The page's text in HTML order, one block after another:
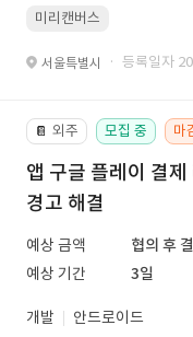
미리캔버스
서울특별시 · 등록일자
📔 외주 모집 중 마
앱 구글 플레이 결
경고 해결
예상 금액
협의 후
예상 기간
3일
개발
안드로이드